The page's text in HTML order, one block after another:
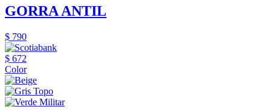
GORRA ANTIL
$ 790
$ 672
Color